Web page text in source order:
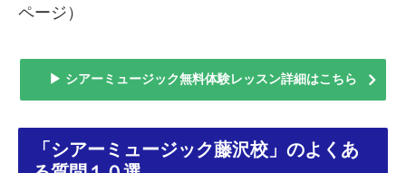
ページ）
▶ シアーミュージック無料体験レッスン詳細はこちら
「シアーミュージック藤沢校」のよくあ